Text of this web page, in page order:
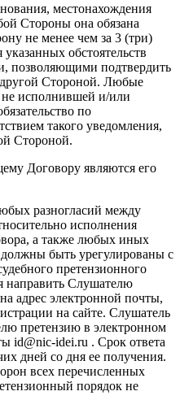
местонахождения
Стороны она обязана
не менее чем за 3 (три)
обстоятельств
позволяющими подтвердить
другой Стороной. Любые
исполнившей и/или
по
такого уведомления,
Стороной.
Договору являются его
разногласий между
исполнения
а также любых иных
должны быть урегулированы с
претензионного
направить Слушателю
адрес электронной почты,
на сайте. Слушатель
претензию в электронном
id@nic-idei.ru . Срок ответа
дней со дня ее получения.
всех перечисленных
порядок не